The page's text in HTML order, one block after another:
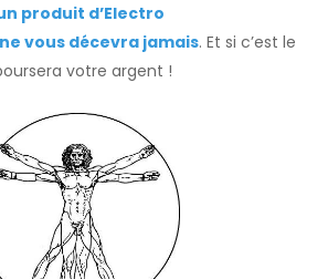
produit d’Electro
vous décevra jamais. Et si c’est le
votre argent !